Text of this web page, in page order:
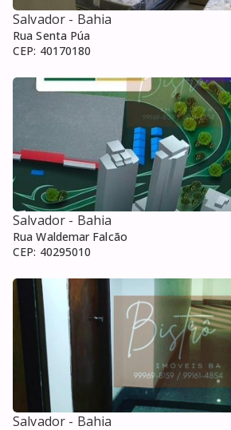
Salvador - Bahia
Rua Senta Púa
CEP: 40170180
Salvador - Bahia
Rua Waldemar Falcão
CEP: 40295010
Salvador - Bahia